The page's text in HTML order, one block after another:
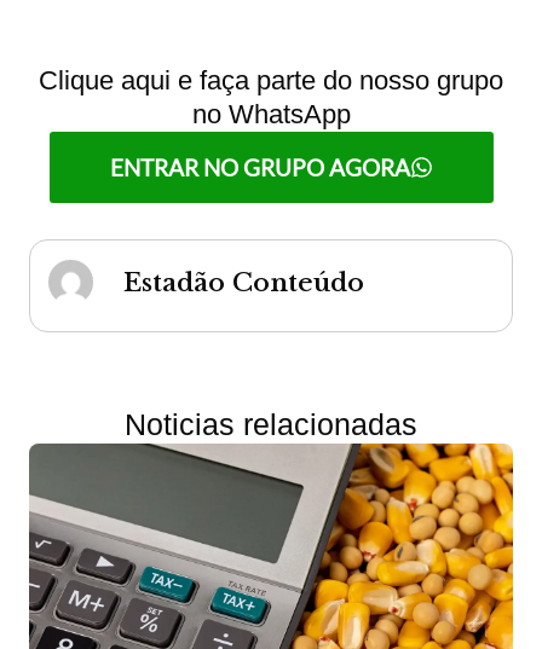
Clique aqui e faça parte do nosso grupo
no WhatsApp
ENTRAR NO GRUPO AGORA
Estadão Conteúdo
Noticias relacionadas